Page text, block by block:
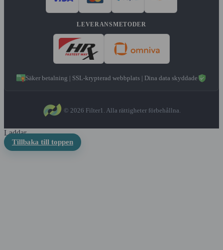
LEVERANSMETODER
Säker betalning | SSL-krypterad webbplats | Dina data skyddade
© 2026 Filter1. Alla rättigheter förbehållna.
Laddar...
Tillbaka till toppen